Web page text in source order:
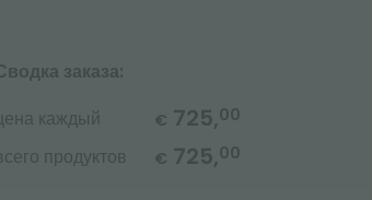
заказа:
каждый
€ 725,00
продуктов € 725,00